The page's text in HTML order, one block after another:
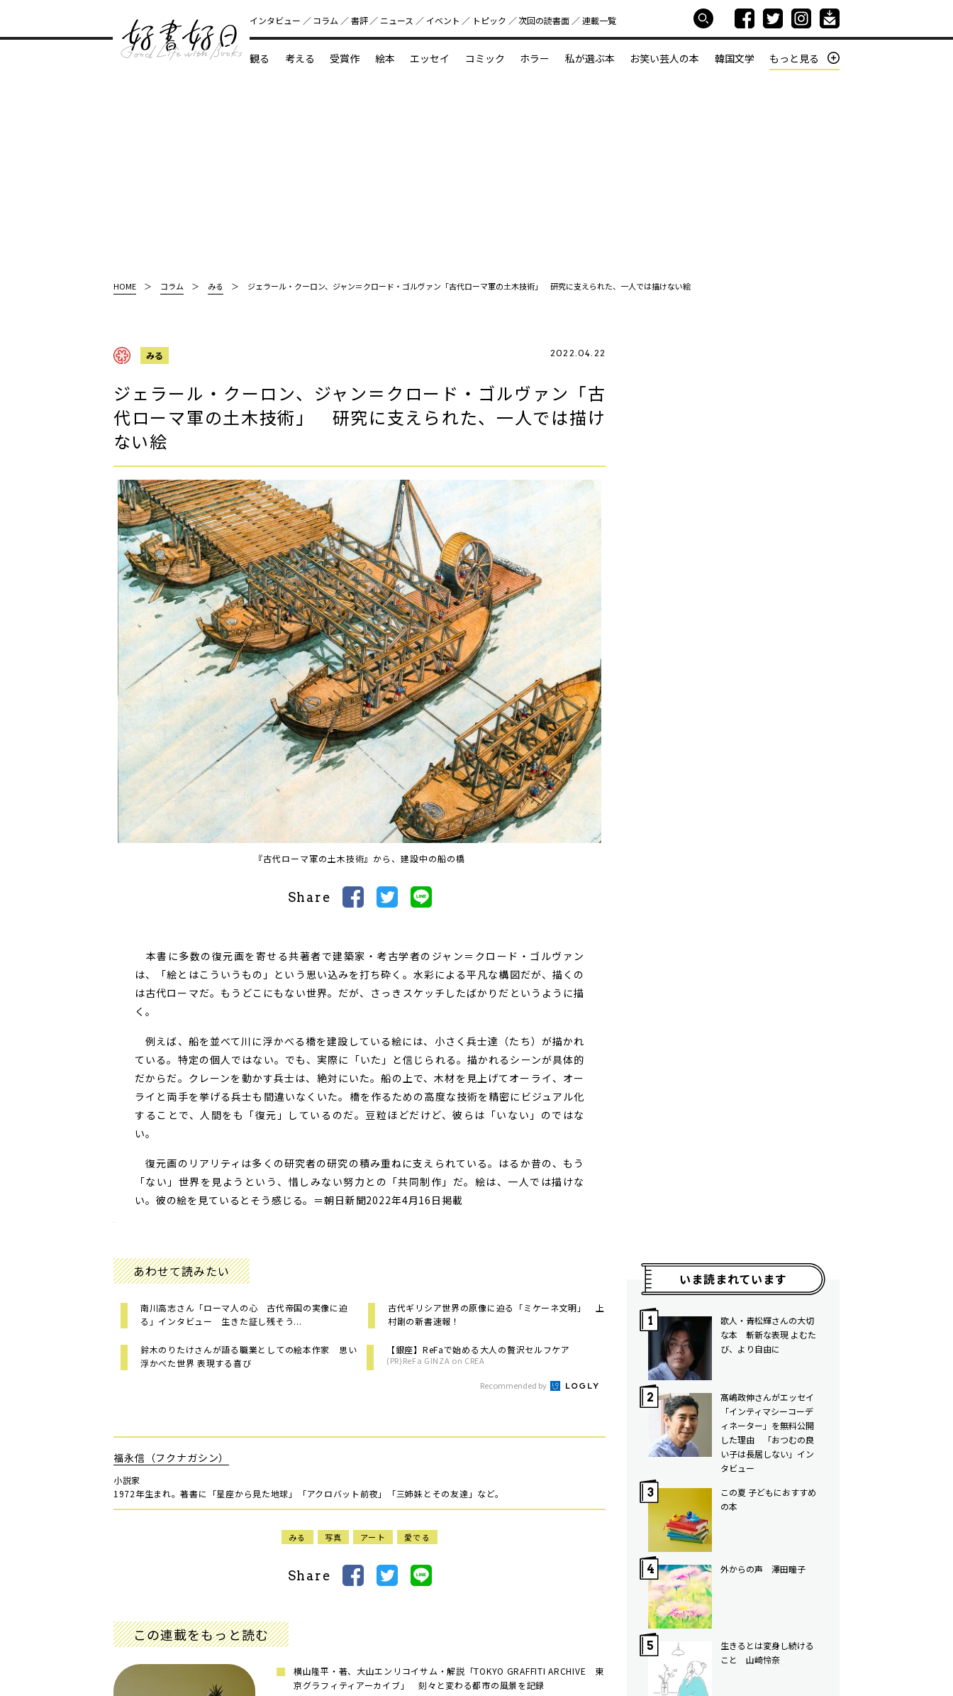
好書好日
インタビュー コラム 書評 ニュース イベント トピック 次回の読書⾯ 連載一覧
観る 考える 受賞作 絵本 エッセイ コミック ホラー 私が選ぶ本 お笑い芸人の本 韓国文学 もっと見る
HOME コラム みる ジェラール・クーロン、ジャン＝クロード・ゴルヴァン「古代ローマ軍の土木技術」 研究に支えられた、一人では描けない絵
みる 2022.04.22
ジェラール・クーロン、ジャン＝クロード・ゴルヴァン「古
代ローマ軍の土木技術」 研究に支えられた、一人では描け
ない絵
『古代ローマ軍の土木技術』から、建設中の船の橋
Share
本書に多数の復元画を寄せる共著者で建築家・考古学者のジャン＝クロード・ゴルヴァン
は、「絵とはこういうもの」という思い込みを打ち砕く。水彩による平凡な構図だが、描くの
は古代ローマだ。もうどこにもない世界。だが、さっきスケッチしたばかりだというように描
く。
例えば、船を並べて川に浮かべる橋を建設している絵には、小さく兵士達（たち）が描かれ
ている。特定の個人ではない。でも、実際に「いた」と信じられる。描かれるシーンが具体的
だからだ。クレーンを動かす兵士は、絶対にいた。船の上で、木材を見上げてオーライ、オー
ライと両手を挙げる兵士も間違いなくいた。橋を作るための高度な技術を精密にビジュアル化
することで、人間をも「復元」しているのだ。豆粒ほどだけど、彼らは「いない」のではな
い。
復元画のリアリティは多くの研究者の研究の積み重ねに支えられている。はるか昔の、もう
「ない」世界を見ようという、惜しみない努力との「共同制作」だ。絵は、一人では描けな
い。彼の絵を見ているとそう感じる。＝朝日新聞2022年4月16日掲載
あわせて読みたい
南川高志さん「ローマ人の心 古代帝国の実像に迫
る」インタビュー 生きた証し残そう...
古代ギリシア世界の原像に迫る「ミケーネ文明」 上
村剛の新書速報！
鈴木のりたけさんが語る職業としての絵本作家 思い
浮かべた世界 表現する喜び
【銀座】ReFaで始める大人の贅沢セルフケア
(PR)ReFa GINZA on CREA
Recommended by
福永信（フクナガシン）
小説家
1972年生まれ。著書に「星座から見た地球」「アクロバット前夜」「三姉妹とその友達」など。
みる 写真 アート 愛でる
Share
この連載をもっと読む
横山隆平・著、大山エンリコイサム・解説「TOKYO GRAFFITI ARCHIVE 東
京グラフィティアーカイブ」 刻々と変わる都市の風景を記録
いま読まれています
歌人・青松輝さんの大切
な本 斬新な表現 よむた
び、より自由に
髙嶋政伸さんがエッセイ
「インティマシーコーデ
ィネーター」を無料公開
した理由 「おつむの良
い子は長居しない」イン
タビュー
この夏 子どもにおすすめ
の本
外からの声 澤田瞳子
生きるとは変身し続ける
こと 山崎怜奈